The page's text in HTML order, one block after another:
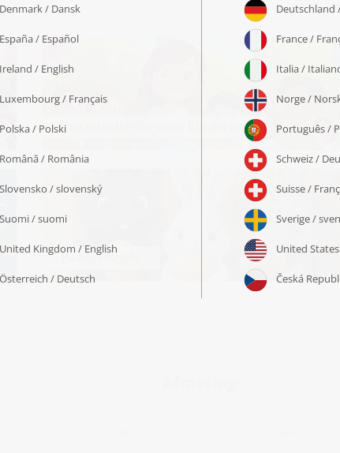
Puzzelcollectie voor kinderen
Paasvreugde